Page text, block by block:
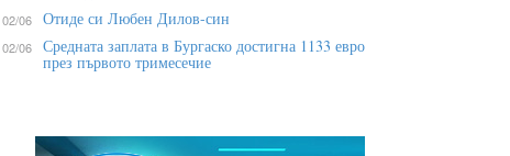
02/06 Отиде си Любен Дилов-син
02/06 Средната заплата в Бургаско достигна 1133 евро
през първото тримесечие